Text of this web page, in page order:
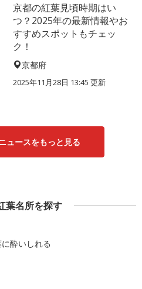
京都の紅葉見頃時期はい
つ？2025年の最新情報やお
すすめスポットもチェッ
ク！
京都府
2025年11月28日 13:45 更新
ュースをもっと見る
葉名所を探す
酔いしれる